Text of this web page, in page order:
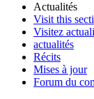
Actualités
Visit this
Visitez
actualités
Récits
Mises à jour
Forum du